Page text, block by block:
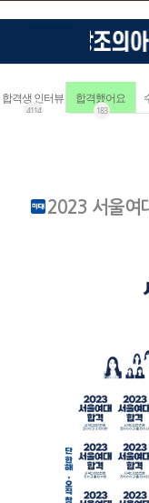
합격생 인터뷰
4114
합격했어요
183
2023 서울여